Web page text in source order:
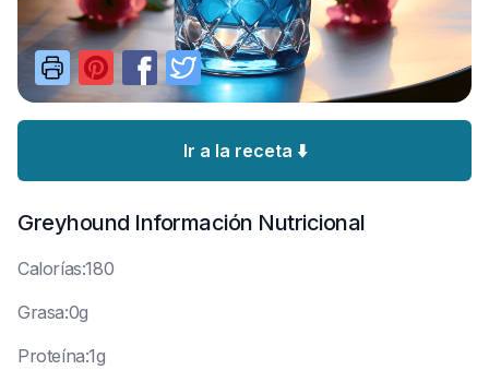
Ir a la receta ⬇️
Greyhound Información Nutricional
Calorías:180
Grasa:0g
Proteína:1g